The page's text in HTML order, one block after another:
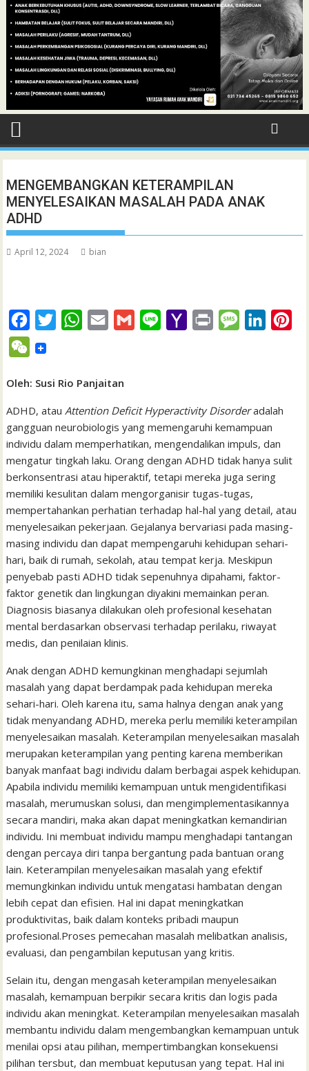
MENGEMBANGKAN KETERAMPILAN
MENYELESAIKAN MASALAH PADA ANAK
ADHD
April 12, 2024 bian
a
e
o
o
k
t
e
r
W
t
A
p
p
i
G
M
a
i
l
M
a
g
e
d
I
n
s
W
C
h
a
t
Oleh: Susi Rio Panjaitan
ADHD, atau Attention Deficit Hyperactivity Disorderadalah
gangguan neurobiologis yang memengaruhi kemampuan
individu dalam memperhatikan, mengendalikan impuls, dan
mengatur tingkah laku. Orang dengan ADHD tidak hanya sulit
berkonsentrasi atau hiperaktif, tetapi mereka juga sering
memiliki kesulitan dalam mengorganisir tugas-tugas,
mempertahankan perhatian terhadap hal-hal yang detail, atau
menyelesaikan pekerjaan. Gejalanya bervariasi pada masing-
masing individu dan dapat mempengaruhi kehidupan sehari-
hari, baik di rumah, sekolah, atau tempat kerja. Meskipun
penyebab pasti ADHD tidak sepenuhnya dipahami, faktor-
faktor genetik dan lingkungan diyakini memainkan peran.
Diagnosis biasanya dilakukan oleh profesional kesehatan
mental berdasarkan observasi terhadap perilaku, riwayat
medis, dan penilaian klinis.
Anak dengan ADHD kemungkinan menghadapi sejumlah
masalah yang dapat berdampak pada kehidupan mereka
sehari-hari. Oleh karena itu, sama halnya dengan anak yang
tidak menyandang ADHD, mereka perlu memiliki keterampilan
menyelesaikan masalah. Keterampilan menyelesaikan masalah
merupakan keterampilan yang penting karena memberikan
banyak manfaat bagi individu dalam berbagai aspek kehidupan.
Apabila individu memiliki kemampuan untuk mengidentifikasi
masalah, merumuskan solusi, dan mengimplementasikannya
secara mandiri, maka akan dapat meningkatkan kemandirian
individu. Ini membuat individu mampu menghadapi tantangan
dengan percaya diri tanpa bergantung pada bantuan orang
lain. Keterampilan menyelesaikan masalah yang efektif
memungkinkan individu untuk mengatasi hambatan dengan
lebih cepat dan efisien. Hal ini dapat meningkatkan
produktivitas, baik dalam konteks pribadi maupun
profesional.Proses pemecahan masalah melibatkan analisis,
evaluasi, dan pengambilan keputusan yang kritis.
Selain itu, dengan mengasah keterampilan menyelesaikan
masalah, kemampuan berpikir secara kritis dan logis pada
individu akan meningkat. Keterampilan menyelesaikan masalah
membantu individu dalam mengembangkan kemampuan untuk
menilai opsi atau pilihan, mempertimbangkan konsekuensi
pilihan tersbut, dan membuat keputusan yang tepat. Hal ini